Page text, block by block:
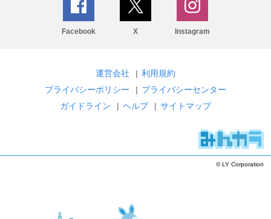
Facebook X Instagram
運営会社 | 利用規約
プライバシーポリシー
| プライバシーセンター
ガイドライン
| ヘルプ | サイトマップ
© LY Corporation